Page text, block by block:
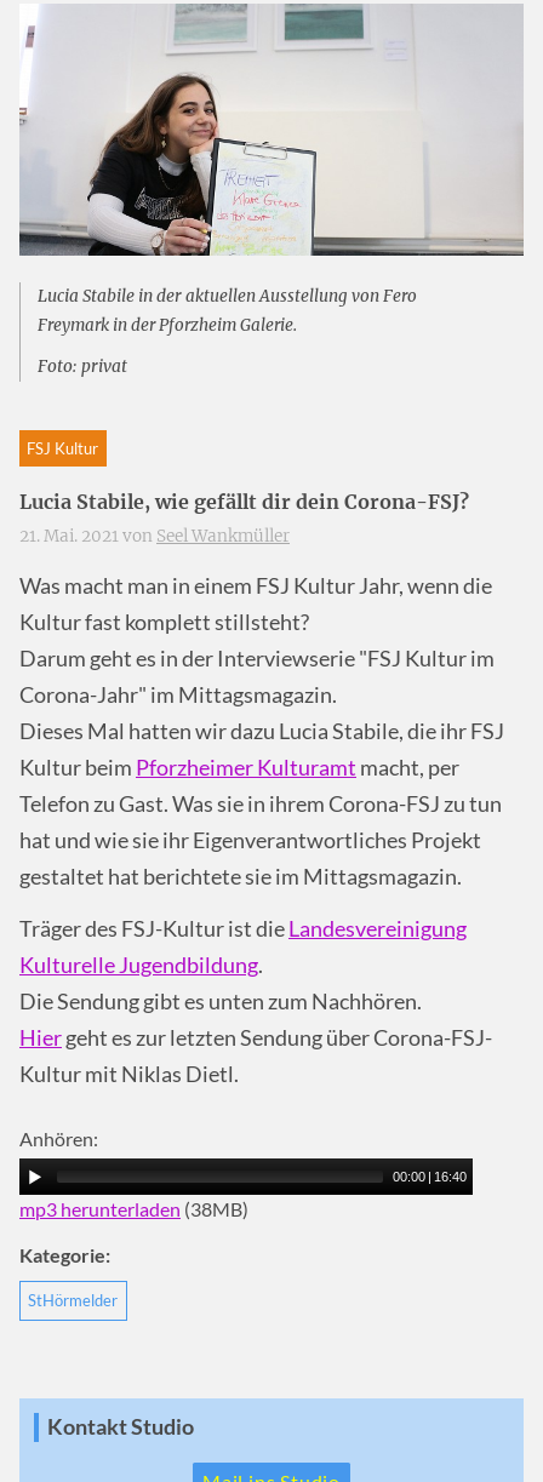
Lucia Stabile in deraktuellen Ausstellung von Fero
Freymark in der Pforzheim Galerie.
Foto: privat
FSJ Kultur
Lucia Stabile, wie gefällt dir dein Corona-FSJ?
21. Mai. 2021 von Seel Wankmüller
Was macht man in einem FSJ Kultur Jahr, wenn die
Kultur fast komplett stillsteht?
Darum geht es in der Interviewserie "FSJ Kultur im
Corona-Jahr" im Mittagsmagazin.
Dieses Mal hatten wir dazu Lucia Stabile, die ihr FSJ
Kultur beim Pforzheimer Kulturamt macht, per
Telefon zu Gast. Was sie in ihrem Corona-FSJ zu tun
hat und wie sie ihr Eigenverantwortliches Projekt
gestaltet hat berichtete sie im Mittagsmagazin.
Träger des FSJ-Kultur ist dieLandesvereinigung
Kulturelle Jugendbildung.
Die Sendung gibt es unten zum Nachhören.
Hiergeht es zur letzten Sendung über Corona-FSJ-
Kultur mit Niklas Dietl.
Anhören:
00:00 16:40
mp3 herunterladen (38MB)
Kategorie:
StHörmelder
Kontakt Studio